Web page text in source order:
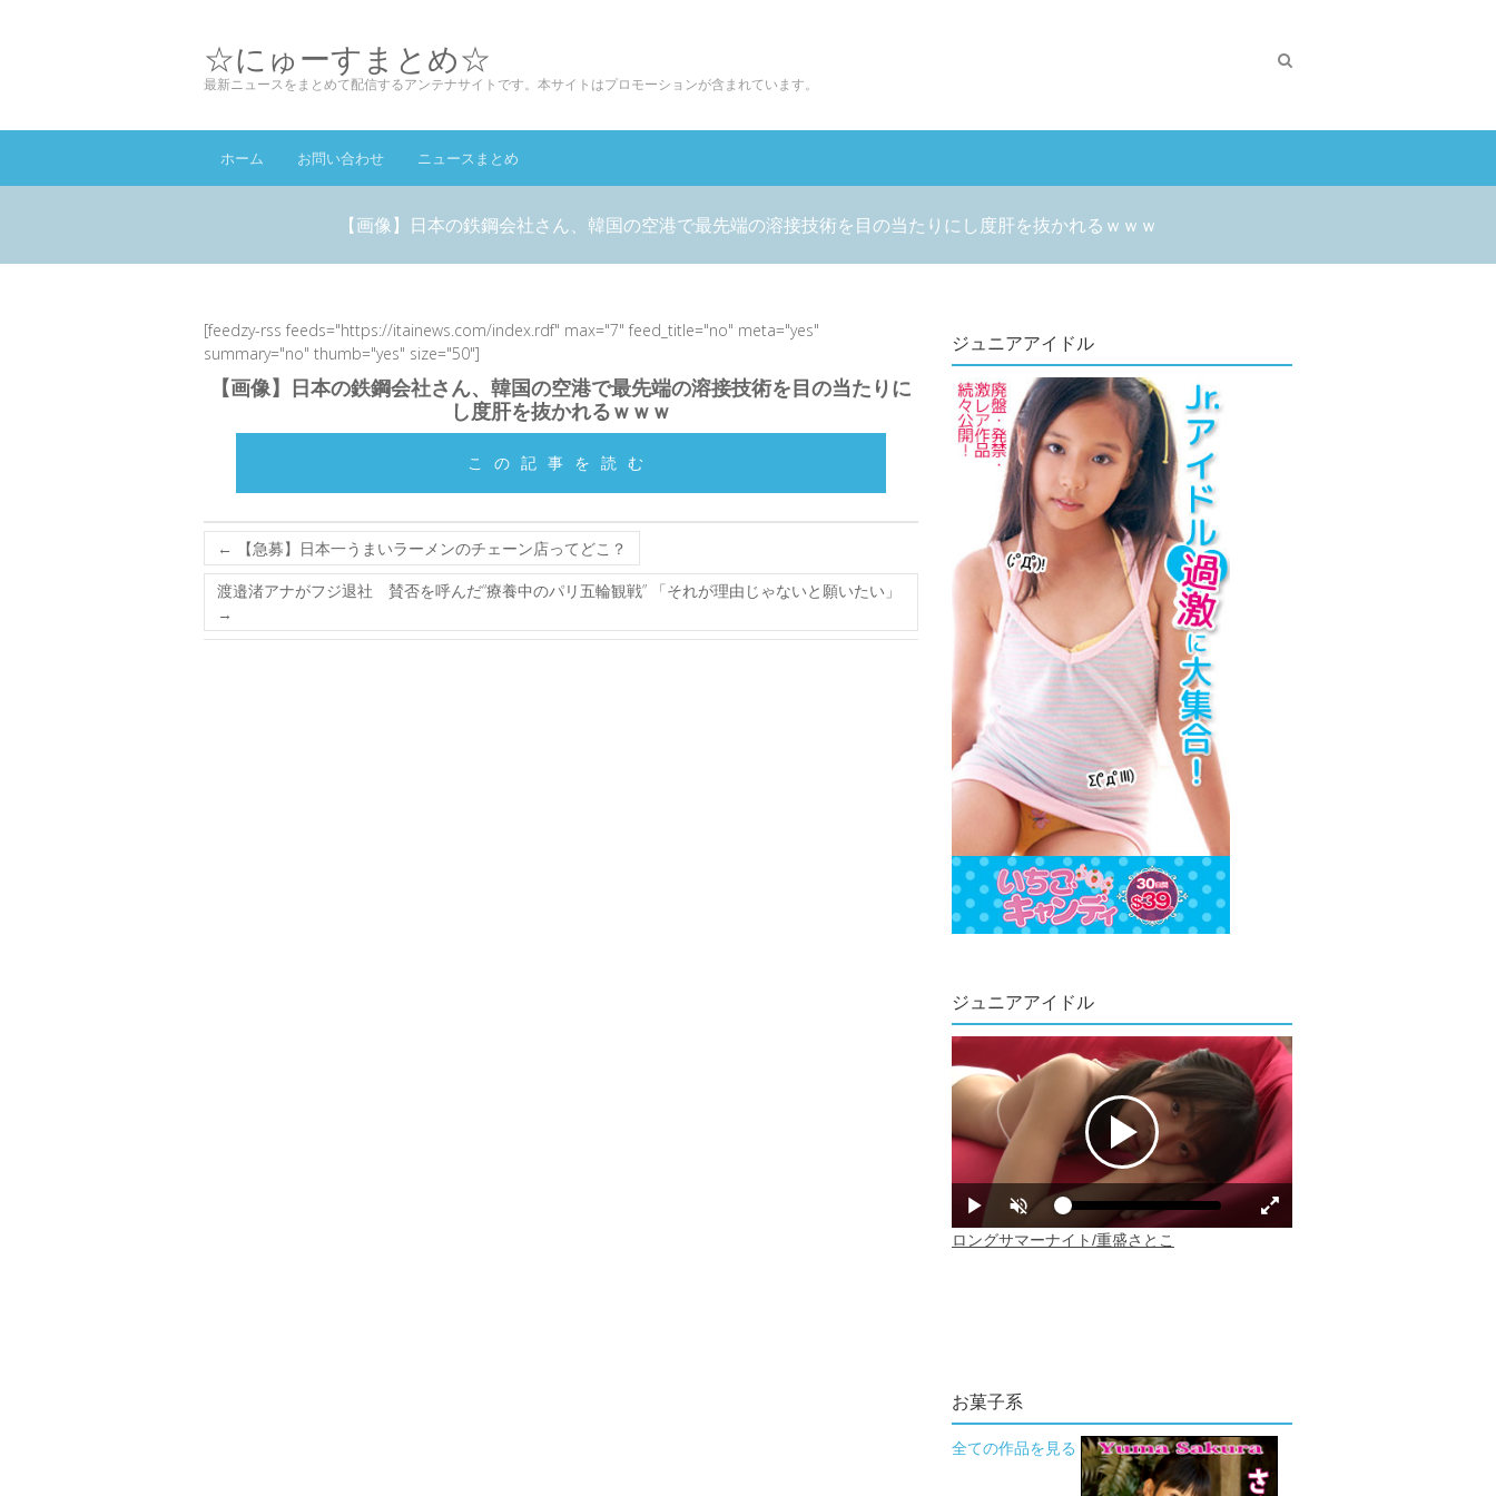
☆にゅーすまとめ☆
最新ニュースをまとめて配信するアンテナサイトです。本サイトはプロモーションが含まれています。
ホーム お問い合わせ ニュースまとめ
【画像】日本の鉄鋼会社さん、韓国の空港で最先端の溶接技術を目の当たりにし度肝を抜かれるｗｗｗ
[feedzy-rss feeds="https://itainews.com/index.rdf" max="7" feed_title="no" meta="yes"
summary="no" thumb="yes" size="50"]
【画像】日本の鉄鋼会社さん、韓国の空港で最先端の溶接技術を目の当たりに
し度肝を抜かれるｗｗｗ
この記事を読む
←
【急募】日本一うまいラーメンのチェーン店ってどこ？
渡邉渚アナがフジ退社 賛否を呼んだ“療養中のパリ五輪観戦” 「それが理由じゃないと願いたい」
→
ジュニアアイドル
ジュニアアイドル
お菓子系
全ての作品を見る